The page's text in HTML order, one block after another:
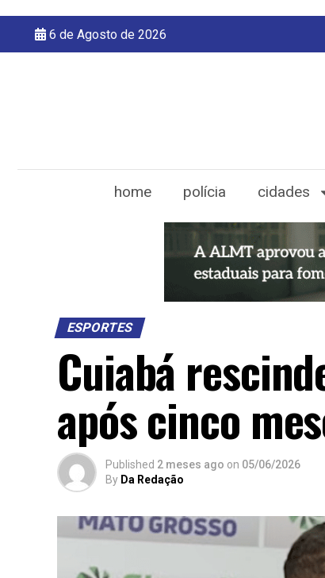
6 de Agosto de 2026
home polícia cidades
ESPORTES
Cuiabá
após cinco
Published 2 meses ago on 05/06/2026
By Da Redação